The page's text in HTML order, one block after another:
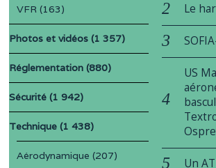
VFR (163)
Photos et vidéos (1 357)
Réglementation (880)
Sécurité (1 942)
Technique (1 438)
Aérodynamique (207)
Le
US
Un